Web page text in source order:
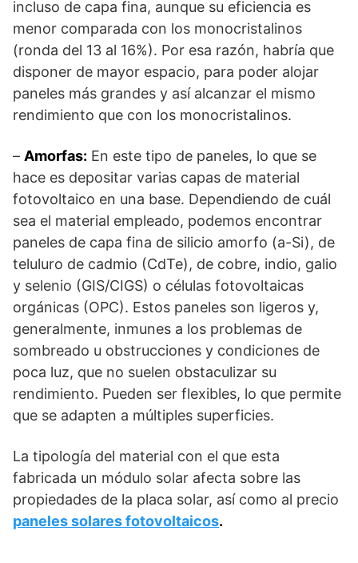
incluso de capa fina, aunque su eficiencia es
menor comparada con los monocristalinos
(ronda del 13 al 16%). Por esa razón, habría que
disponer de mayor espacio, para poder alojar
paneles más grandes y así alcanzar el mismo
rendimiento que con los monocristalinos.
– Amorfas: En este tipo de paneles, lo que se
hace es depositar varias capas de material
fotovoltaico en una base. Dependiendo de cuál
sea el material empleado, podemos encontrar
paneles de capa fina de silicio amorfo (a-Si), de
teluluro de cadmio (CdTe), de cobre, indio, galio
y selenio (GIS/CIGS) o células fotovoltaicas
orgánicas (OPC). Estos paneles son ligeros y,
generalmente, inmunes a los problemas de
sombreado u obstrucciones y condiciones de
poca luz, que no suelen obstaculizar su
rendimiento. Pueden ser flexibles, lo que permite
que se adapten a múltiples superficies.
La tipología del material con el que esta
fabricada un módulo solar afecta sobre las
propiedades de la placa solar, así como al precio
paneles solares fotovoltaicos.